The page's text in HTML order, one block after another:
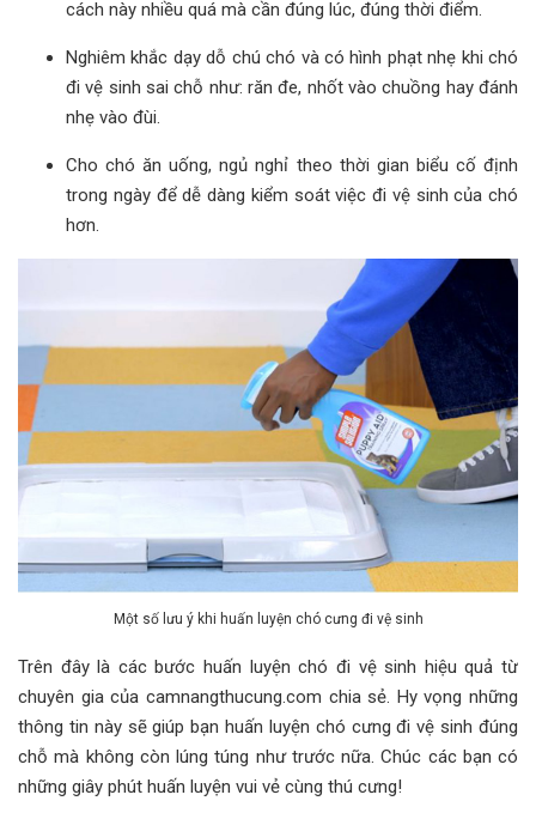
cách này nhiều quá mà cần đúng lúc, đúng thời điểm.
Nghiêm khắc dạy dỗ chú chó và có hình phạt nhẹ khi chó
đi vệ sinh sai chỗ như: răn đe, nhốt vào chuồng hay đánh
nhẹ vào đùi.
Cho chó ăn uống, ngủ nghỉ theo thời gian biểu cố định
trong ngày để dễ dàng kiểm soát việc đi vệ sinh của chó
hơn.
Một số lưu ý khi huấn luyện chó cưng đi vệ sinh
Trên đây là các bước huấn luyện chó đi vệ sinh hiệu quả từ
chuyên gia của camnangthucung.com chia sẻ. Hy vọng những
thông tin này sẽ giúp bạn huấn luyện chó cưng đi vệ sinh đúng
chỗ mà không còn lúng túng như trước nữa. Chúc các bạn có
những giây phút huấn luyện vui vẻ cùng thú cưng!